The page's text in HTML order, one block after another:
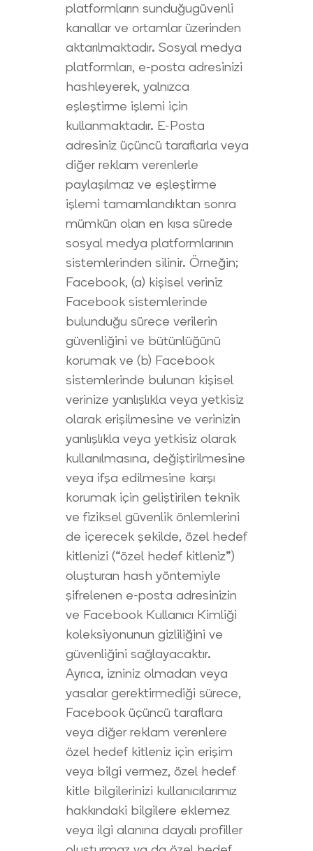
platformların sunduğugüvenli
kanallar ve ortamlar üzerinden
aktarılmaktadır. Sosyal medya
platformları, e-posta adresinizi
hashleyerek, yalnızca
eşleştirme işlemi için
kullanmaktadır. E-Posta
adresiniz üçüncü taraflarla veya
diğer reklam verenlerle
paylaşılmaz ve eşleştirme
işlemi tamamlandıktan sonra
mümkün olan en kısa sürede
sosyal medya platformlarının
sistemlerinden silinir. Örneğin;
Facebook, (a) kişisel veriniz
Facebook sistemlerinde
bulunduğu sürece verilerin
güvenliğini ve bütünlüğünü
korumak ve (b) Facebook
sistemlerinde bulunan kişisel
verinize yanlışlıkla veya yetkisiz
olarak erişilmesine ve verinizin
yanlışlıkla veya yetkisiz olarak
kullanılmasına, değiştirilmesine
veya ifşa edilmesine karşı
korumak için geliştirilen teknik
ve fiziksel güvenlik önlemlerini
de içerecek şekilde, özel hedef
kitlenizi (“özel hedef kitleniz”)
oluşturan hash yöntemiyle
şifrelenen e-posta adresinizin
ve Facebook Kullanıcı Kimliği
koleksiyonunun gizliliğini ve
güvenliğini sağlayacaktır.
Ayrıca, izniniz olmadan veya
yasalar gerektirmediği sürece,
Facebook üçüncü taraflara
veya diğer reklam verenlere
özel hedef kitleniz için erişim
veya bilgi vermez, özel hedef
kitle bilgilerinizi kullanıcılarımız
hakkındaki bilgilere eklemez
veya ilgi alanına dayalı profiller